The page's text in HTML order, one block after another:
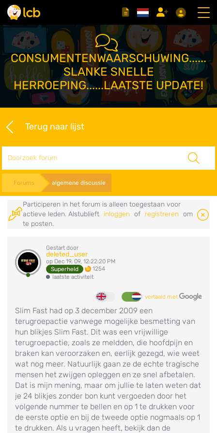
CONSUMENTENWAARSCHUWING......
SLANKE SNELLE
HERROEPING......LAATSTE UPDATE!
Terug naar lijst
Forums algemene discussie
Participeren in het forum is alleen toegestaan voor
actieve leden. Alstublieft inloggen of registreren om
te posten.
Gestart door
deleted_user
op Dec 19, 09, 12:22:20 PM
Superheld
1254
laatste activiteit
vertaald met
Slim Fast had op 3 december 2009 een
terugroepactie vanwege mogelijke besmetting van
hun blikjes Slim Fast. Dit was een vrijwillige
terugroepactie, zoals ze meldden, die hoofdpijn en
braken kan veroorzaken en, eerlijk gezegd, wie weet
wat nog meer. Natuurlijk gaan ze de echte tragische
mensen het zwijgen opleggen en ze snel afbetalen.
Dat is mijn mening, maar om jullie te laten weten dat
je 24 blikjes zonder bon kunt vergoeden door het
volgende nummer te bellen en op 1 te drukken voor
de eerste optie en bij de tweede optie nogmaals op 1
te drukken. Als u vragen heeft, bekijk dan de